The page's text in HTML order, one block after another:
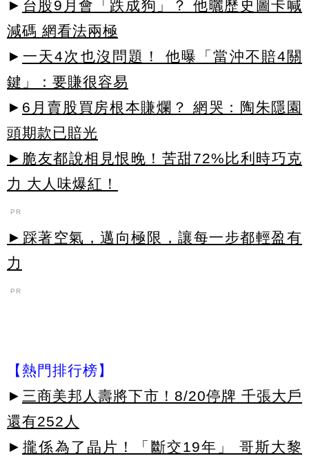
► 台股9月會「跌成狗」？ 他曬歷史圖卡喊
減碼 網看法兩極
► 一天4次也沒問題！ 他曝「當沖不賠4關
鍵」：要賺很容易
► 6月賣股買房根本賺爛？ 網哭：陶朱隱園
頭期款已賠光
►脆友都說相見恨晚！苦甜72%比利時巧克
力 大人味爆紅！
PR
►踩著空氣，邁向極限，讓每一步都輕盈有
力
PR
【熱門排行榜】
► 三商美邦人壽將下市！8/20停牌 千張大戶
還有252人
► 攏係為了晶片！「斷交19年」 哥斯大黎